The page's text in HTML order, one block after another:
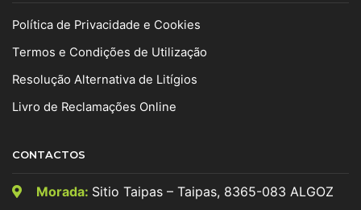
Política de Privacidade e Cookies
Termos e Condições de Utilização
Resolução Alternativa de Litígios
Livro de Reclamações Online
CONTACTOS
Morada: Sitio Taipas – Taipas, 8365-083 ALGOZ